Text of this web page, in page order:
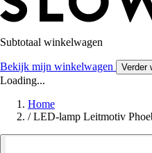
Subtotaal winkelwagen
Bekijk mijn winkelwagen Verder
Loading...
Home
/ LED-lamp Leitmotiv